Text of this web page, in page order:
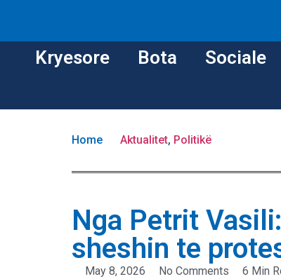
Kryesore Bota Sociale
Home Aktualitet, Politikë
Nga Petrit
sheshin te
May 8, 2026 No Comments 6 Min